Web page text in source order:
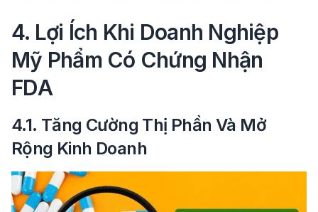
4. Lợi Ích Khi Doanh Nghiệp
Mỹ Phẩm Có Chứng Nhận
FDA
4.1. Tăng Cường Thị Phần Và Mở
Rộng Kinh Doanh